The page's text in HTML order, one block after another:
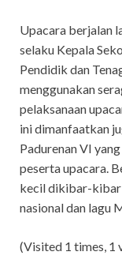
Upacara berjalan
selaku Kepala
Pendidik dan
menggunakan
pelaksanaan
ini dimanfaatkan
Padurenan VI
peserta upacara.
kecil dikibar-
nasional dan lagu
(Visited 1 times, 1